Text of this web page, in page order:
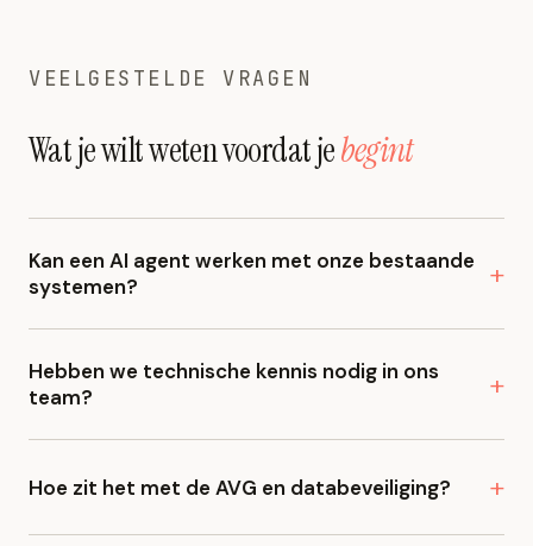
VEELGESTELDE VRAGEN
Wat je wilt weten voordat jebegint
Kan een AI agent werken met onze bestaande
systemen?
Ja. We bouwen agents die via API koppelingen
aansluiten op je huidige tools: CRM, ERP, email,
databases, projectmanagement en meer. Heeft een
systeem geen API, dan zoeken we een alternatieve
route. De agent past zich aan jouw infrastructuur aan,
Hebben we technische kennis nodig in ons
team?
Nee. Wij verzorgen het volledige technische traject: van
ontwerp tot oplevering. Na oplevering krijg je een
Hoe zit het met de AVG en databeveiliging?